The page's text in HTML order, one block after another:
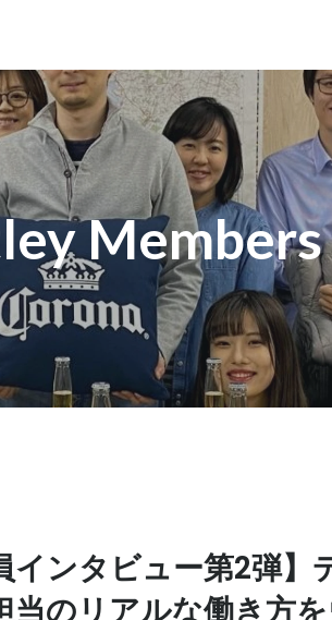
Members
インタビュー第2弾】
当のリアルな働き方